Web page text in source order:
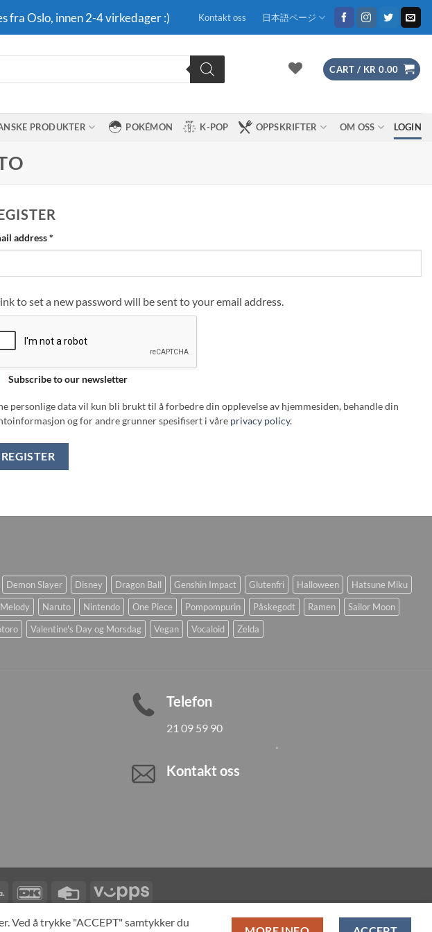
fra Oslo, innen 2-4 virkedager :) Kontakt oss 日本語ページ
CART / KR 0.00
PRODUKTER POKÉMON K-POP OPPSKRIFTER OM OSS LOGIN
address*
to set a new password will be sent to your email address.
Subscribe to our newsletter
personlige data vil kun bli brukt til å forbedre din opplevelse av hjemmesiden, behandle din
og for andre grunner spesifisert i våre privacy policy.
REGISTER
Demon Slayer Disney Dragon Ball Genshin Impact Glutenfri Halloween
Hatsune Miku
Naruto Nintendo One Piece Pompompurin Påskegodt Ramen
Sailor Moon
Valentine's Day og Morsdag Vegan Vocaloid Zelda
Telefon
21 09 59 90
Kontakt oss
Klarna DanKort
Credit
Card
Vipps
MIN KONTO ALL PRODUCTS
Ved å trykke "ACCEPT" samtykker du